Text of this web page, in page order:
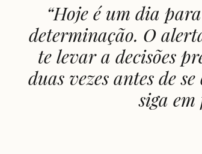
“Hoje é um dia
determinação. O
te levar a decisões
duas vezes antes de
siga